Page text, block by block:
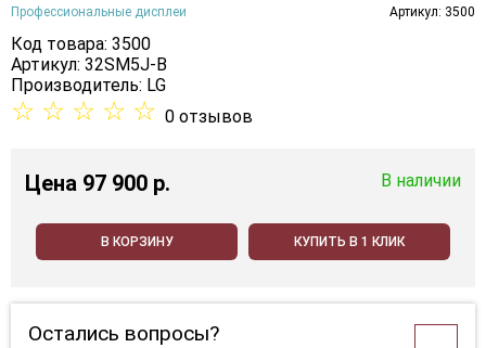
Профессиональные дисплеи Артикул: 3500
Код товара: 3500
Артикул: 32SM5J-B
Производитель: LG
☆ ☆ ☆ ☆ ☆ 0 отзывов
Цена 97 900 p. В наличии
В КОРЗИНУ КУПИТЬ В 1 КЛИК
Остались вопросы?